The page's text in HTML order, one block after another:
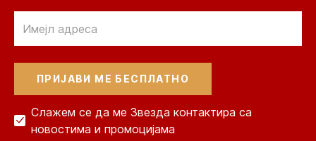
Слажем се да ме Звезда контактира са
новостима и промоцијама